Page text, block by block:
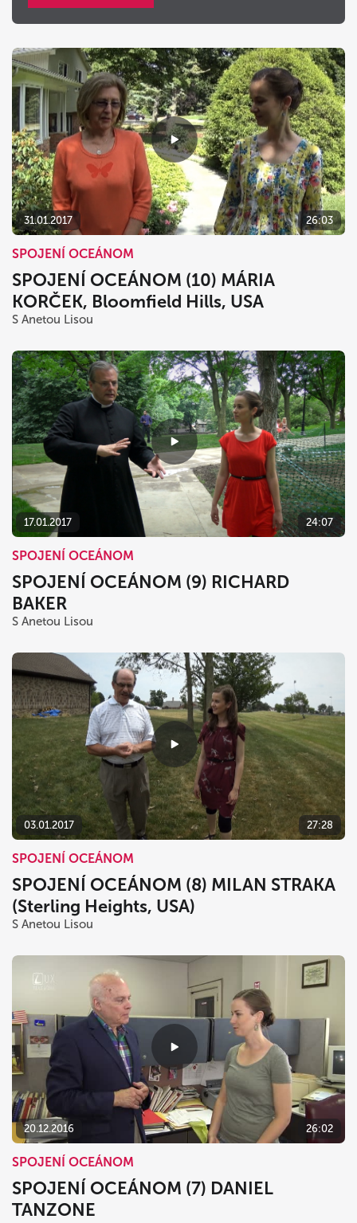
27 28 29
10 11 12 13 14 15 16
17 18 19 20 21 22 23
24 25 26 27 28 29 30
31 1 2 3 4 5 6
dnes vymazať zavrieť
31.01.2017 26:03
SPOJENÍ OCEÁNOM
SPOJENÍ OCEÁNOM (10) MÁRIA
KORČEK, Bloomfield Hills, USA
S Anetou Lisou
17.01.2017 24:07
SPOJENÍ OCEÁNOM
SPOJENÍ OCEÁNOM (9) RICHARD
BAKER
S Anetou Lisou
03.01.2017 27:28
SPOJENÍ OCEÁNOM
SPOJENÍ OCEÁNOM (8) MILAN STRAKA
(Sterling Heights, USA)
S Anetou Lisou
20.12.2016 26:02
SPOJENÍ OCEÁNOM
SPOJENÍ OCEÁNOM (7) DANIEL
TANZONE